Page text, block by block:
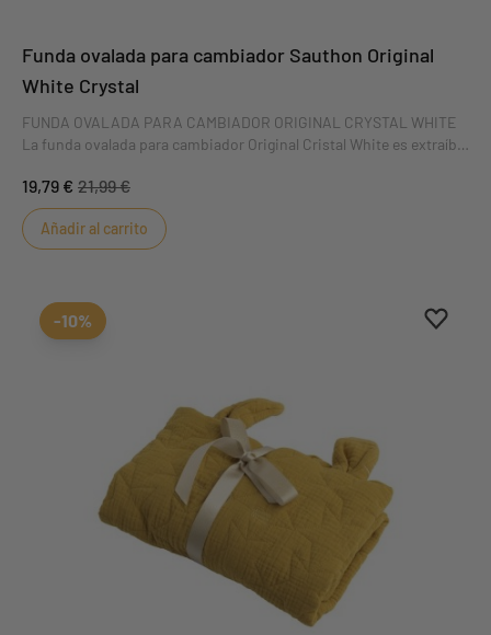
Funda ovalada para cambiador Sauthon Original
White Crystal
FUNDA OVALADA PARA CAMBIADOR ORIGINAL CRYSTAL WHITE
La funda ovalada para cambiador Original Cristal White es extraíble
sea un placer. Esta funda de colchón es perfecta para el cambiador
GALOPIN. DIMENSIONES : 60 x 80 x 2 cm
19,79 € 21,99 €
Añadir al carrito
borrar
-10%